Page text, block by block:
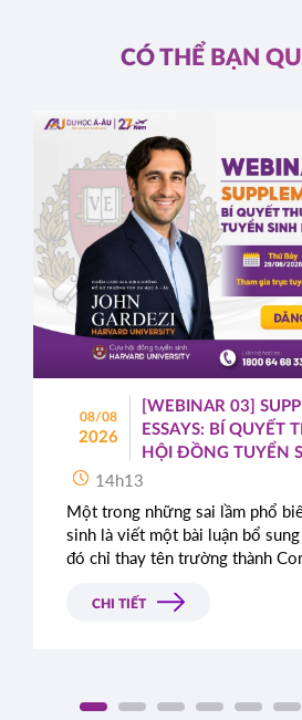
CÓ THỂ BẠN
08/08
2026
[WEBINAR 03]
ESSAYS: BÍ QUYẾT
HỘI ĐỒNG TUYỂN
TOP ĐẦU MỸ
14h13
Một trong những sai lầm phổ
sinh là viết một bài luận bổ
đó chỉ thay tên trường thành
CHI TIẾT